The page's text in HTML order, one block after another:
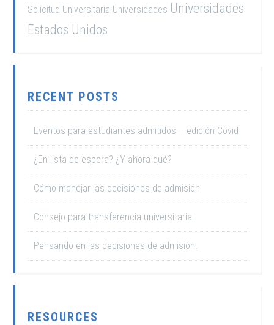
Solicitud Universitaria Universidades Universidades
Estados Unidos
RECENT POSTS
Eventos para estudiantes admitidos – edición Covid
¿En lista de espera? ¿Y ahora qué?
Cómo manejar las decisiones de admisión
Consejo para transferencia universitaria
Pensando en las decisiones de admisión.
RESOURCES